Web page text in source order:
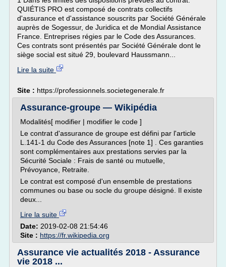
QUIÉTIS PRO est composé de contrats collectifs
d'assurance et d'assistance souscrits par Société Générale
auprès de Sogessur, de Juridica et de Mondial Assistance
France. Entreprises régies par le Code des Assurances.
Ces contrats sont présentés par Société Générale dont le
siège social est situé 29, boulevard Haussmann...
Lire la suite
Site : https://professionnels.societegenerale.fr
Assurance-groupe — Wikipédia
Modalités[ modifier | modifier le code ]
Le contrat d'assurance de groupe est défini par l'article
L.141-1 du Code des Assurances [note 1] . Ces garanties
sont complémentaires aux prestations servies par la
Sécurité Sociale : Frais de santé ou mutuelle,
Prévoyance, Retraite.
Le contrat est composé d'un ensemble de prestations
communes ou base ou socle du groupe désigné. Il existe
deux...
Lire la suite
Date: 2019-02-08 21:54:46
Site : https://fr.wikipedia.org
Assurance vie actualités 2018 - Assurance
vie 2018 ...